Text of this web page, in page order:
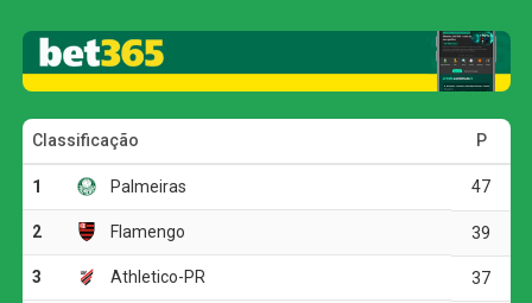
soube administrar a pressão contra um adversário
experiente e consolidou sua melhor campanha em Paris,
em uma caminhada que já entra para a lista das grandes
histórias desta edição do torneio.
O duelo ganhou peso ainda maior porque Ruud era
apontado como um dos testes mais duros do percurso do
brasileiro. Mesmo assim, Fonseca manteve a postura
agressiva, segurou os momentos de maior pressão e
fechou o confronto com autoridade.